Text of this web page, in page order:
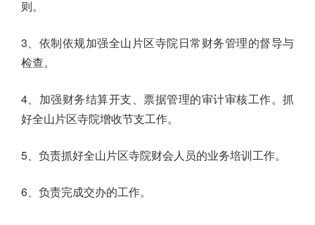
则。
3、依制依规加强全山片区寺院日常财务管理的督导与
检查。
4、加强财务结算开支、票据管理的审计审核工作。抓
好全山片区寺院增收节支工作。
5、负责抓好全山片区寺院财会人员的业务培训工作。
6、负责完成交办的工作。